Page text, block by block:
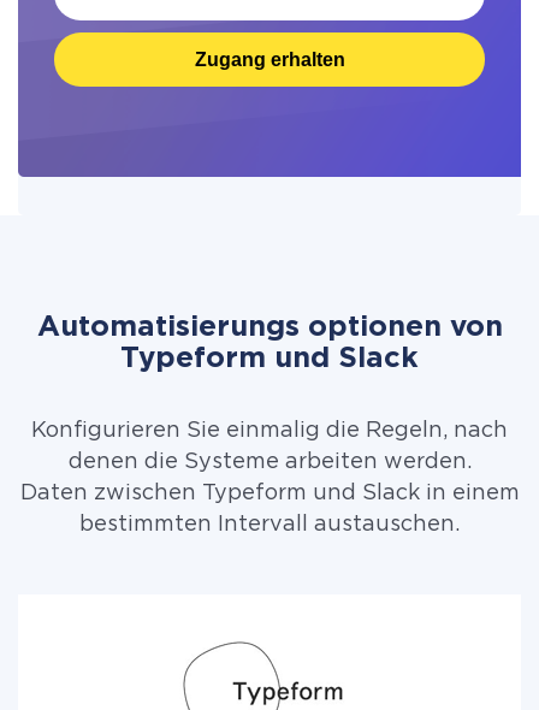
Zugang erhalten
Automatisierungs optionen von
Typeform und Slack
Konfigurieren Sie einmalig die Regeln, nach
denen die Systeme arbeiten werden.
Daten zwischen Typeform und Slack in einem
bestimmten Intervall austauschen.